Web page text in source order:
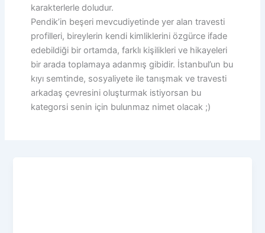
karakterlerle doludur.
Pendik’in beşeri mevcudiyetinde yer alan travesti
profilleri, bireylerin kendi kimliklerini özgürce ifade
edebildiği bir ortamda, farklı kişilikleri ve hikayeleri
bir arada toplamaya adanmış gibidir. İstanbul’un bu
kıyı semtinde, sosyaliyete ile tanışmak ve travesti
arkadaş çevresini oluşturmak istiyorsan bu
kategorsi senin için bulunmaz nimet olacak ;)